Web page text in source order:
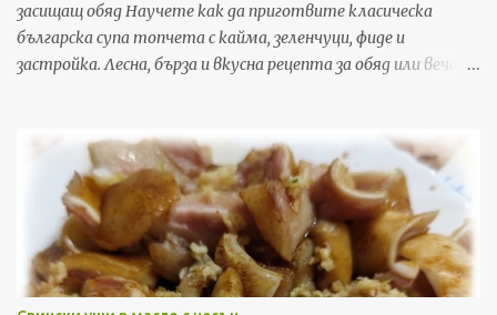
засищащ обяд Научете как да приготвите класическа
българска супа топчета с кайма, зеленчуци, фиде и
застройка. Лесна, бърза и вкусна рецепта за обяд или вечеря,
точно това, от което имате нужда. Това е една от най-
обичаните класически български рецепти – лесна за
приготвяне, икономична и засищаща. В тази публикация ще
споделя моя личен метод за приготвяне на перфектната
супа топчета у дома, включително съвети, трикове и
стъпка по стъпка инструкции, които гарантирано ще ви
донесат вкусна, ароматна и богата супа, която цялото